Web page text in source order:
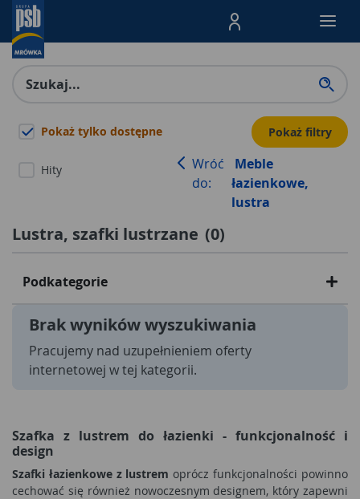
Menu Produktów,
Pokaż tylko dostępne
Hity
Pokaż filtry
Wróć
do:
Meble
łazienkowe,
lustra
Lustra, szafki lustrzane (0)
Podkategorie
Brak wyników wyszukiwania
Pracujemy nad uzupełnieniem oferty
internetowej w tej kategorii.
Szafka z lustrem do łazienki - funkcjonalność i
design
Szafki łazienkowe z lustrem oprócz funkcjonalności powinno
cechować się również nowoczesnym designem, który zapewni